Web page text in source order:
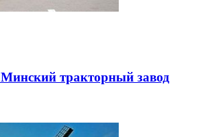
Минский тракторный завод